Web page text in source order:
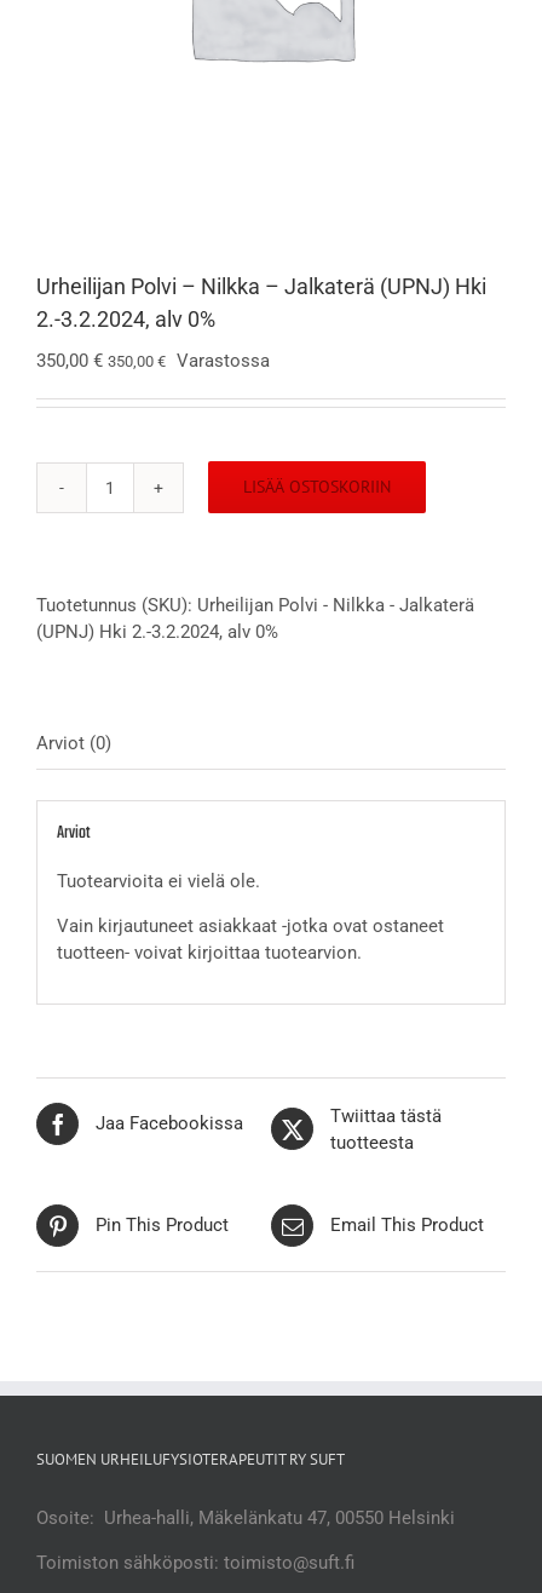
Urheilijan Polvi – Nilkka – Jalkaterä (UPNJ) Hki
2.-3.2.2024, alv 0%
350,00 € 350,00 € Varastossa
Urheilijan
-
Jalkaterä
alv
0%
LISÄÄ OSTOSKORIIN
Tuotetunnus (SKU): Urheilijan Polvi - Nilkka - Jalkaterä
(UPNJ) Hki 2.-3.2.2024, alv 0%
Arviot (0)
Arviot
Tuotearvioita ei vielä ole.
Vain kirjautuneet asiakkaat -jotka ovat ostaneet
tuotteen- voivat kirjoittaa tuotearvion.
Jaa Facebookissa
Twiittaa tästä
tuotteesta
Pin This Product Email This Product
SUOMEN URHEILUFYSIOTERAPEUTIT RY SUFT
Osoite: Urhea-halli, Mäkelänkatu 47, 00550 Helsinki
Toimiston sähköposti: toimisto@suft.fi